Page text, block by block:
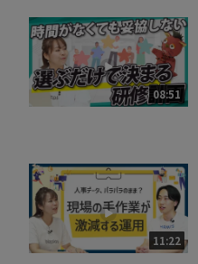
08:51
11:22